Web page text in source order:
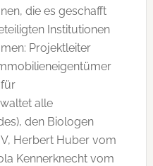
die es geschafft
Institutionen
Projektleiter
alle
den Biologen
Herbert Huber vom
Kennerknecht vom